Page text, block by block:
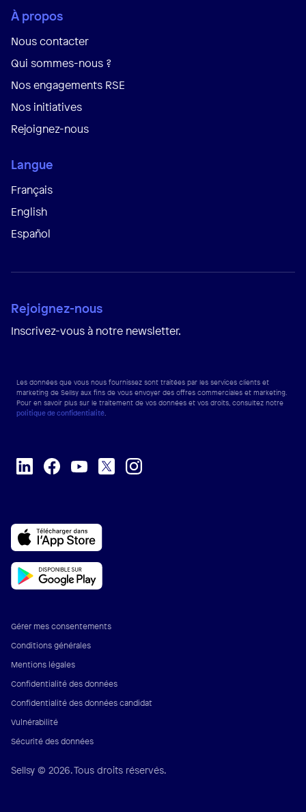
À propos
Nous contacter
Qui sommes-nous ?
Nos engagements RSE
Nos initiatives
Rejoignez-nous
Langue
Français
English
Español
Rejoignez-nous
Inscrivez-vous à notre newsletter.
Les données que vous nous fournissez sont traitées par les services clients et
marketing de Sellsy aux fins de vous envoyer des offres commerciales et marketing.
Pour en savoir plus sur le traitement de vos données et vos droits, consultez notre
politique de confidentialité.
Gérer mes consentements
Conditions générales
Mentions légales
Confidentialité des données
Confidentialité des données candidat
Vulnérabilité
Sécurité des données
Sellsy © 2026. Tous droits réservés.